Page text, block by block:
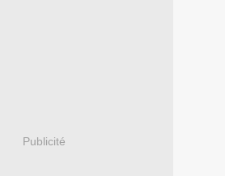
Publicité